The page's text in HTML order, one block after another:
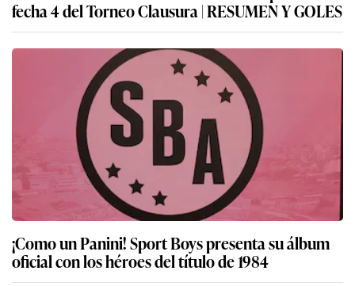
fecha 4 del Torneo Clausura | RESUMEN Y GOLES
¡Como un Panini! Sport Boys presenta su álbum
oficial con los héroes del título de 1984